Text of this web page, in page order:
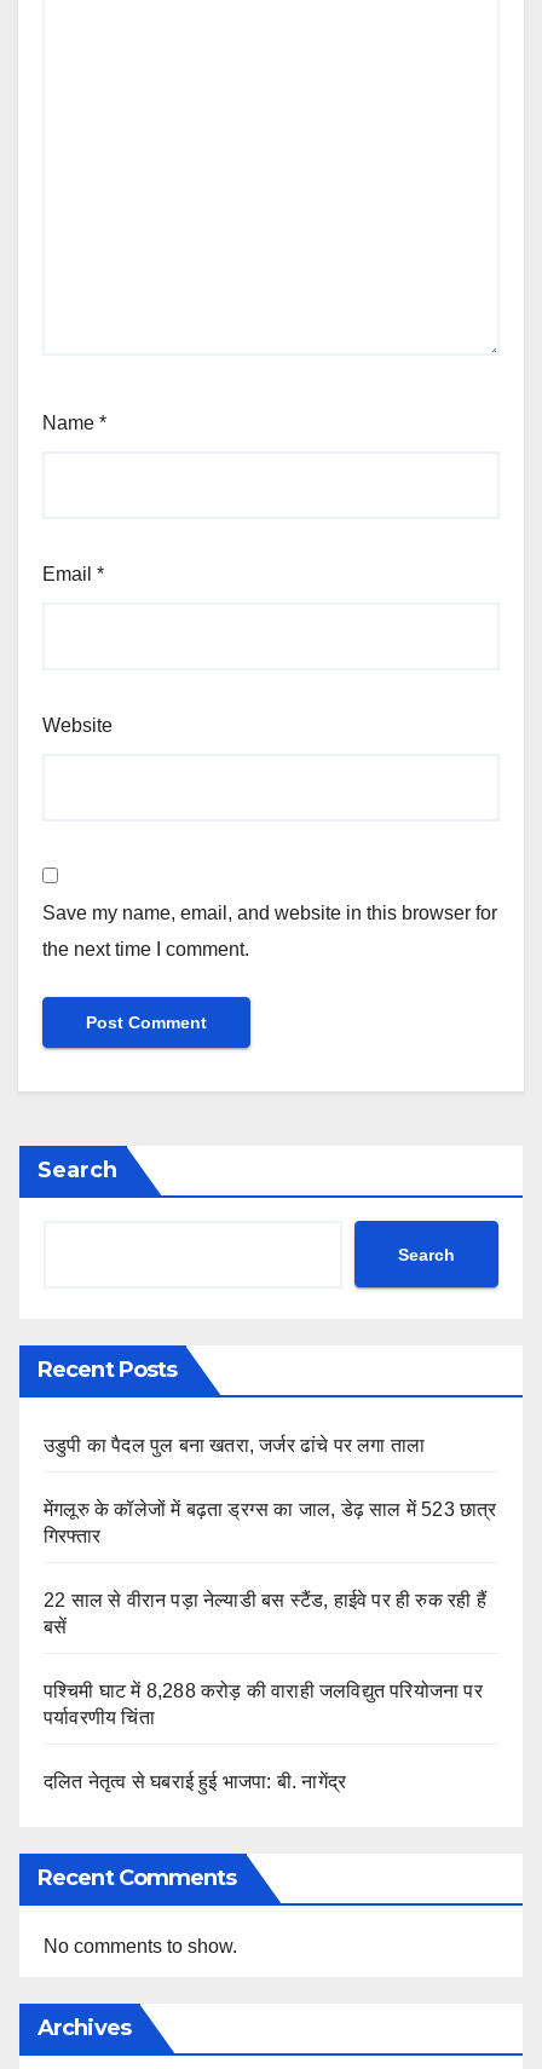
Name *
Email *
Website
Save my name, email, and website in this browser for
the next time I comment.
Search
Search
Recent Posts
उडुपी का पैदल पुल बना खतरा, जर्जर ढांचे पर लगा ताला
मेंगलूरु के कॉलेजों में बढ़ता ड्रग्स का जाल, डेढ़ साल में 523 छात्र
गिरफ्तार
22 साल से वीरान पड़ा नेल्याडी बस स्टैंड, हाईवे पर ही रुक रही हैं
बसें
पश्चिमी घाट में 8,288 करोड़ की वाराही जलविद्युत परियोजना पर
पर्यावरणीय चिंता
दलित नेतृत्व से घबराई हुई भाजपा: बी. नागेंद्र
Recent Comments
No comments to show.
Archives